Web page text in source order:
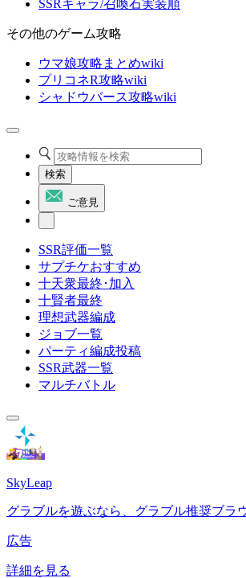
SSRキャラ/召喚石実装順
その他のゲーム攻略
ウマ娘攻略まとめwiki
プリコネR攻略wiki
シャドウバース攻略wiki
検索
ご意見
SSR評価一覧
サプチケおすすめ
十天衆最終･加入
十賢者最終
理想武器編成
ジョブ一覧
パーティ編成投稿
SSR武器一覧
マルチバトル
SkyLeap
グラブルを遊ぶなら、グラブル推奨ブラ
広告
詳細を見る